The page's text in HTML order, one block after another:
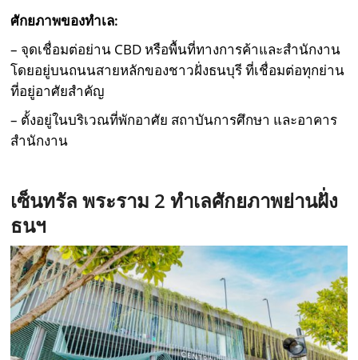
ศักยภาพของทำเล:
– จุดเชื่อมต่อย่าน CBD หรือพื้นที่ทางการค้าและสำนักงาน
โดยอยู่บนถนนสายหลักของชาวฝั่งธนบุรี ที่เชื่อมต่อทุกย่าน
ที่อยู่อาศัยสำคัญ
– ตั้งอยู่ในบริเวณที่พักอาศัย สถาบันการศึกษา และอาคาร
สำนักงาน
เซ็นทรัล พระราม 2ทำเลศักยภาพย่านฝั่ง
ธนฯ